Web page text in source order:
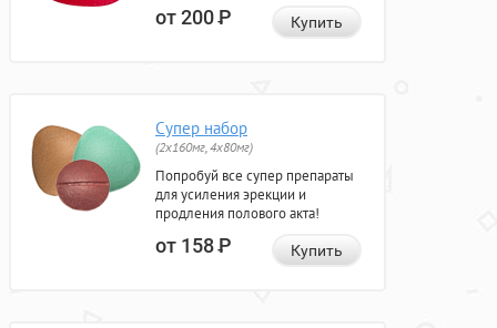
от 200Р Купить
Супер набор
(2х160мг, 4х80мг)
Попробуй все супер препараты
для усиления эрекции и
продления полового акта!
от 158Р Купить